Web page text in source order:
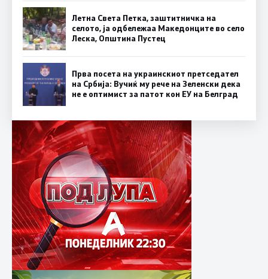
Летна Света Петка, заштитничка на
селото, ја одбележаа Македонците во село
Леска, Општина Пустец
Прва посета на украинскиот претседател
на Србија: Вучиќ му рече на Зеленски дека
не е оптимист за патот кон ЕУ на Белград